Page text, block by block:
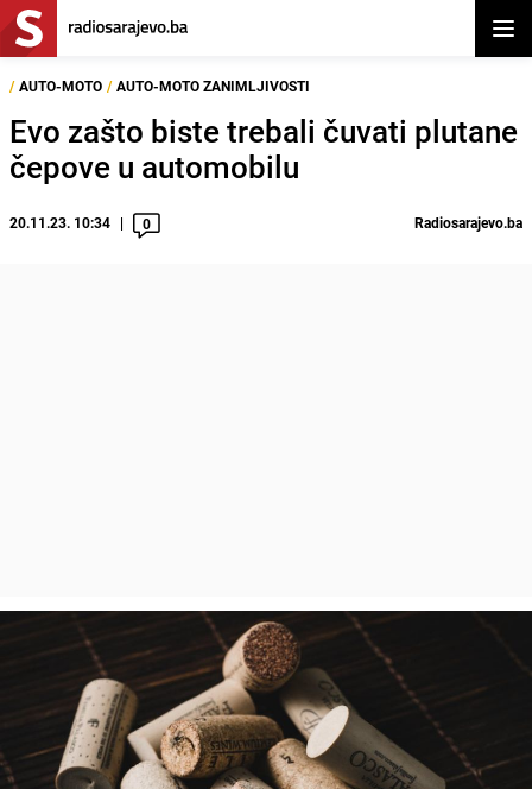
/ AUTO-MOTO / AUTO-MOTO ZANIMLJIVOSTI
Evo zašto biste trebali čuvati plutane
čepove u automobilu
20.11.23. 10:34 0 Radiosarajevo.ba